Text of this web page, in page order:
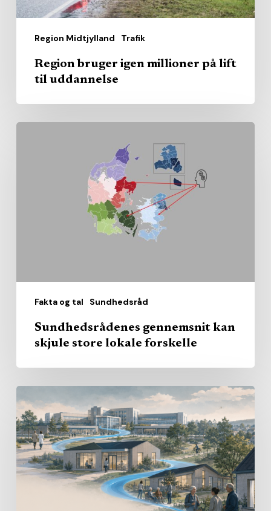
Region Midtjylland Trafik
Region bruger igen millioner på lift
til uddannelse
Fakta og tal Sundhedsråd
Sundhedsrådenes gennemsnit kan
skjule store lokale forskelle
nære
sundhed
får
sit